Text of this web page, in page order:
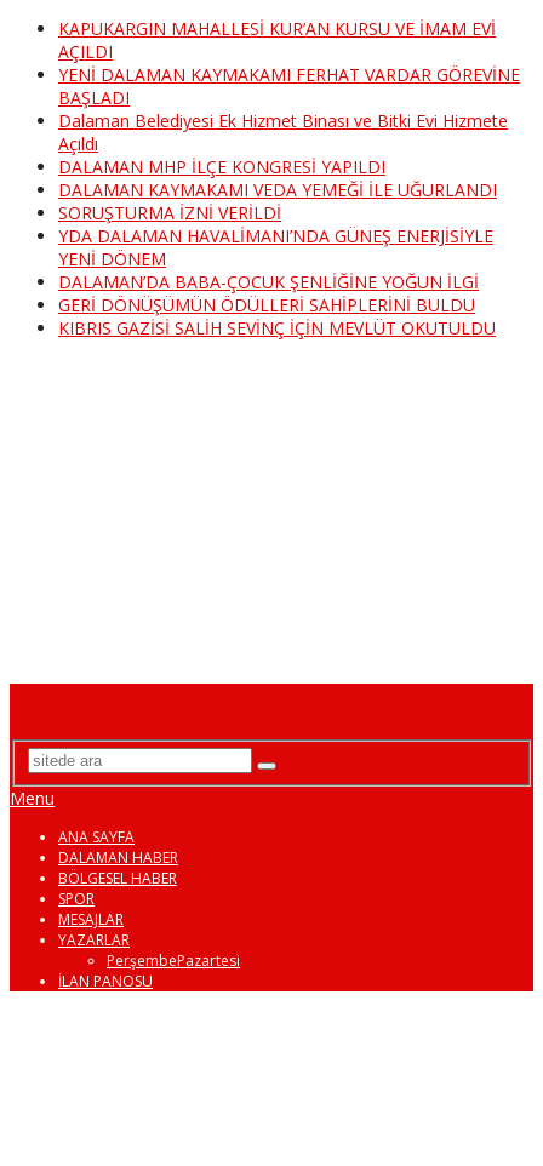
KAPUKARGIN MAHALLESİ KUR’AN KURSU VE İMAM EVİ
AÇILDI
YENİ DALAMAN KAYMAKAMI FERHAT VARDAR GÖREVİNE
BAŞLADI
Dalaman Belediyesi Ek Hizmet Binası ve Bitki Evi Hizmete
Açıldı
DALAMAN MHP İLÇE KONGRESİ YAPILDI
DALAMAN KAYMAKAMI VEDA YEMEĞİ İLE UĞURLANDI
SORUŞTURMA İZNİ VERİLDİ
YDA DALAMAN HAVALİMANI’NDA GÜNEŞ ENERJİSİYLE
YENİ DÖNEM
DALAMAN’DA BABA-ÇOCUK ŞENLİĞİNE YOĞUN İLGİ
GERİ DÖNÜŞÜMÜN ÖDÜLLERİ SAHİPLERİNİ BULDU
KIBRIS GAZİSİ SALİH SEVİNÇ İÇİN MEVLÜT OKUTULDU
Menu
ANA SAYFA
DALAMAN HABER
BÖLGESEL HABER
SPOR
MESAJLAR
YAZARLAR
PerşembePazartesi
İLAN PANOSU